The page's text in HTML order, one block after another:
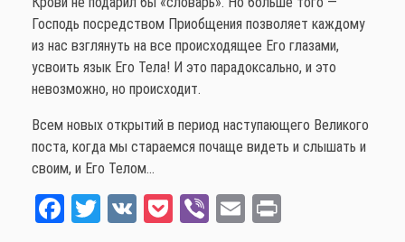
Господь посредством Приобщения позволяет каждому
из нас взглянуть на все происходящее Его глазами,
усвоить язык Его Тела! И это парадоксально, и это
невозможно, но происходит.
Всем новых открытий в период наступающего Великого
поста, когда мы стараемся почаще видеть и слышать и
своим, и Его Телом…
Fa T
V
Po Vi
E